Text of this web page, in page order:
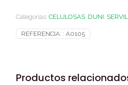
Categorías: CELULOSAS, DUNI,
REFERENCIA: : A0105
Productos